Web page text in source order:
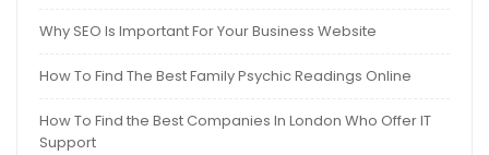
Why SEO Is Important For Your Business Website
How To Find The Best Family Psychic Readings Online
How To Find the Best Companies In London Who Offer IT
Support